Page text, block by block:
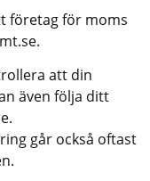
företag för moms
att din
även följa ditt
går också oftast